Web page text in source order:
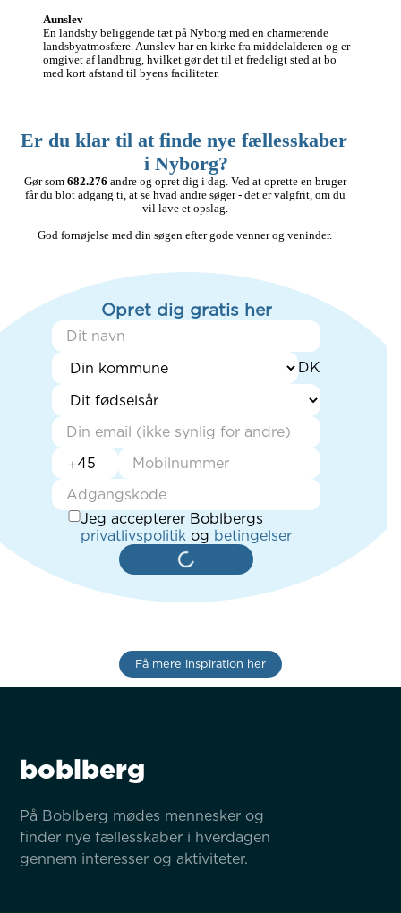
Aunslev
En landsby beliggende tæt på Nyborg med en charmerende
landsbyatmosfære. Aunslev har en kirke fra middelalderen og er
omgivet af landbrug, hvilket gør det til et fredeligt sted at bo
med kort afstand til byens faciliteter.
Er du klar til at finde nye fællesskaber
i Nyborg?
Gør som 682.276 andre og opret dig i dag. Ved at oprette en bruger
får du blot adgang ti, at se hvad andre søger - det er valgfrit, om du
vil lave et opslag.
God fornøjelse med din søgen efter gode venner og veninder.
Opret dig gratis her
+
Jeg accepterer Boblbergs
privatlivspolitik og betingelser
Få mere inspiration her
boblberg
På Boblberg mødes mennesker og
finder nye fællesskaber i hverdagen
gennem interesser og aktiviteter.